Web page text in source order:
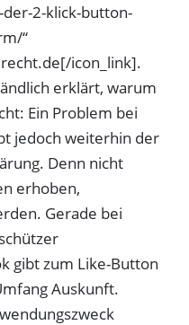
2-klick-button-
“
icon_link].
erklärt, warum
Ein Problem bei
jedoch weiterhin der
Denn nicht
erhoben,
Gerade bei
gibt zum Like-Button
Auskunft.